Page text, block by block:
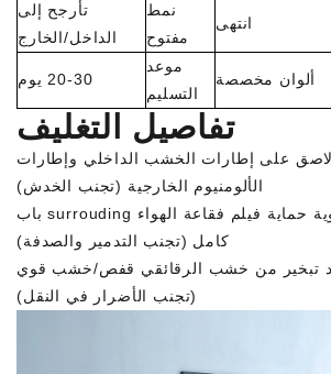
انتهى
نمط
مفتوح
تأرجح إلى
الداخل/الخارج
ألوان مخصصة
موعد
التسليم
20-30 يوم
تفاصيل التغليف
لاصق على إطارات الخشب الداخلي وإطارات
الألومنيوم الخارجية (تجنب الخدش)
2) لوحة الورق/زاوية حماية فيلم فقاعة الهواء surrouding باب
كامل (تجنب التدمير والصدفة)
تبخير من خشب الرقائقي قفص/خشب قوي
(تجنب الأضرار في النقل)